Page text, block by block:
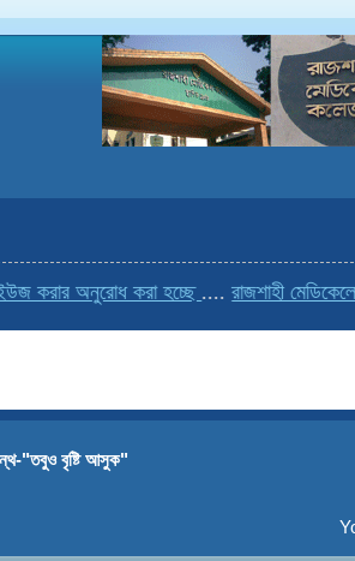
অনুরোধ করা হচ্ছে....রাজশাহী মেডিকেলের
"তবুও বৃষ্টি আসুক"